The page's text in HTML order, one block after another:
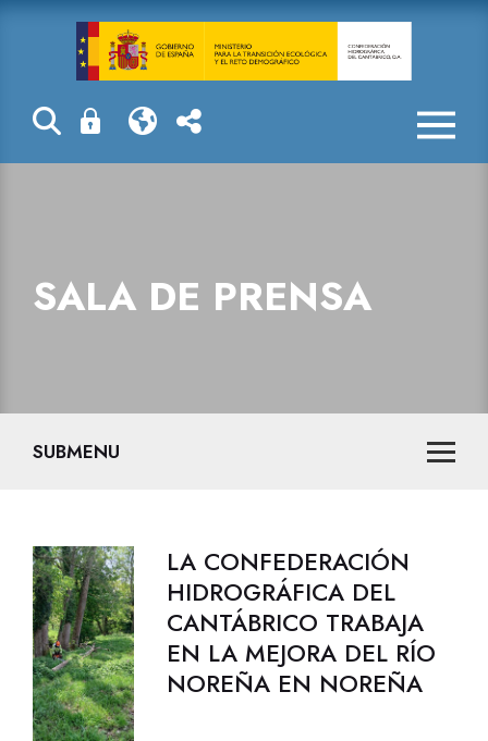
Sala de prensa
SALA DE PRENSA
SUBMENU
LA CONFEDERACIÓN
HIDROGRÁFICA DEL
CANTÁBRICO TRABAJA
EN LA MEJORA DEL RÍO
NOREÑA EN NOREÑA